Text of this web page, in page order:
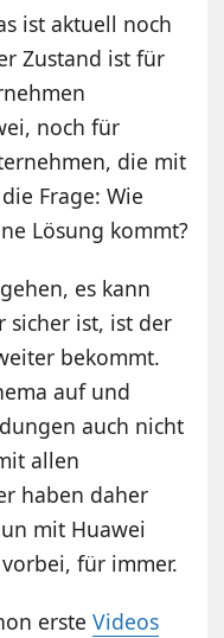
ist aktuell noch
Zustand ist für
noch für
die mit
Frage: Wie
Lösung kommt?
es kann
sicher ist, ist der
bekommt.
auf und
auch nicht
allen
haben daher
mit Huawei
für immer.
ersteVideos